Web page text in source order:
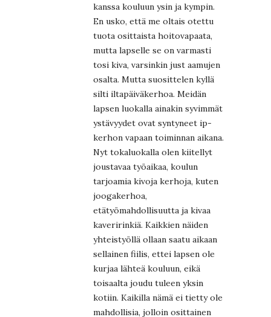
kanssa kouluun ysin ja kympin.
En usko, että me oltais otettu
tuota osittaista hoitovapaata,
mutta lapselle se on varmasti
tosi kiva, varsinkin just aamujen
osalta. Mutta suosittelen kyllä
silti iltapäiväkerhoa. Meidän
lapsen luokalla ainakin syvimmät
ystävyydet ovat syntyneet ip-
kerhon vapaan toiminnan aikana.
Nyt tokaluokalla olen kiitellyt
joustavaa työaikaa, koulun
tarjoamia kivoja kerhoja, kuten
joogakerhoa,
etätyömahdollisuutta ja kivaa
kaveririnkiä. Kaikkien näiden
yhteistyöllä ollaan saatu aikaan
sellainen fiilis, ettei lapsen ole
kurjaa lähteä kouluun, eikä
toisaalta joudu tuleen yksin
kotiin. Kaikilla nämä ei tietty ole
mahdollisia, jolloin osittainen